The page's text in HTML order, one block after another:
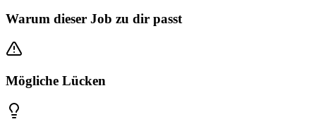
Warum dieser Job zu dir passt
Mögliche Lücken